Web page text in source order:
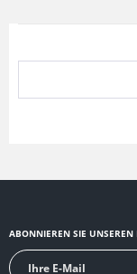
ABONNIEREN SIE UNSEREN